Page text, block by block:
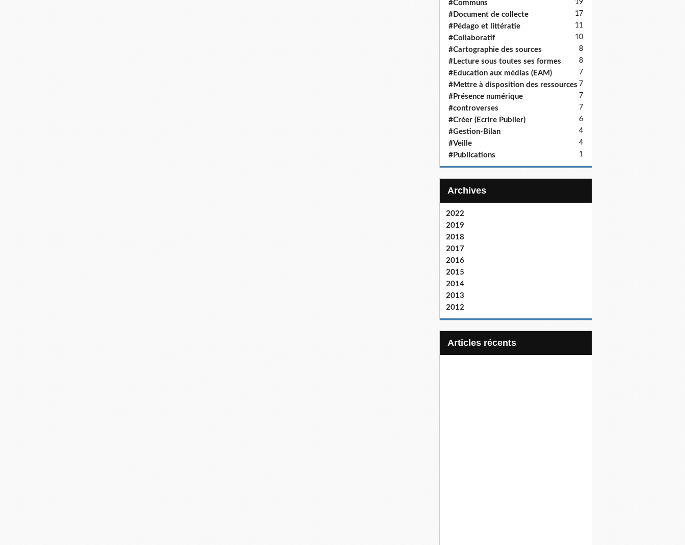
#Communs 19
#Document de collecte 17
#Pédago et littératie 11
#Collaboratif 10
#Cartographie des sources 8
#Lecture sous toutes ses formes 8
#Education aux médias (EAM) 7
#Mettre à disposition des ressources 7
#Présence numérique 7
#controverses 7
#Créer (Ecrire Publier) 6
#Gestion-Bilan 4
#Veille 4
#Publications 1
Archives
2022
2019
2018
2017
2016
2015
2014
2013
2012
articles récents